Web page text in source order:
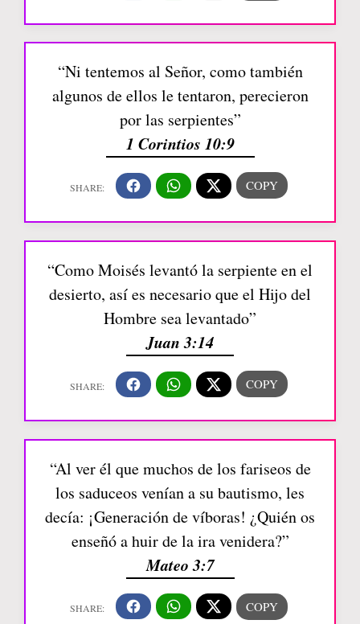
“Ni tentemos al Señor, como también
algunos de ellos le tentaron, perecieron
por las serpientes”
1 Corintios 10:9
“Como Moisés levantó la serpiente en el
desierto, así es necesario que el Hijo del
Hombre sea levantado”
Juan 3:14
“Al ver él que muchos de los fariseos de
los saduceos venían a su bautismo, les
decía: ¡Generación de víboras! ¿Quién os
enseñó a huir de la ira venidera?”
Mateo 3:7